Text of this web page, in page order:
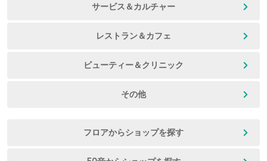
サービス＆カルチャー
レストラン＆カフェ
ビューティー＆クリニック
その他
フロアからショップを探す